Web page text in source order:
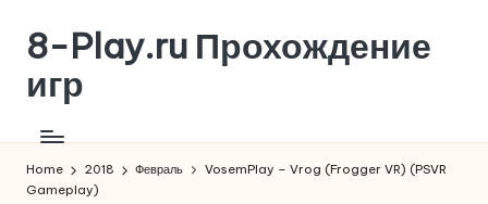
Skip
content
8-Play.ru Прохождение
игр
Home 2018 Февраль
VosemPlay – Vrog (Frogger VR) (PSVR
Gameplay)